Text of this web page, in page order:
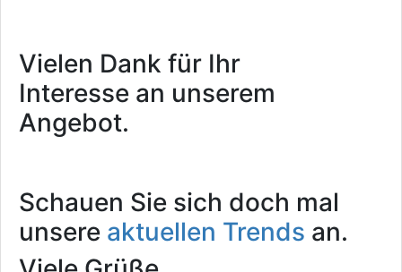
Vielen Dank für Ihr
Interesse an unserem
Angebot.
Schauen Sie sich doch mal
unsere aktuellen Trends an.